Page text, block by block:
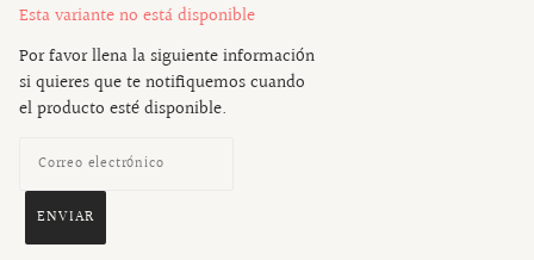
Esta variante no está disponible
Por favor llena la siguiente información
si quieres que te notifiquemos cuando
el producto esté disponible.